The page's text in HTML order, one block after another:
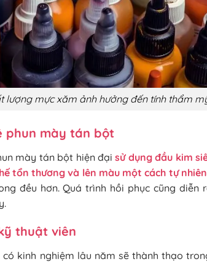
lượng mực xăm ảnh hưởng đến tính thẩm
phun mày tán bột
mày tán bột hiện đạisử dụng đầu kim
tổn thương và lên màu một cách tự nhiên
đều hơn. Quá trình hồi phục cũng diễn
thuật viên
có kinh nghiệm lâu năm sẽ thành thạo